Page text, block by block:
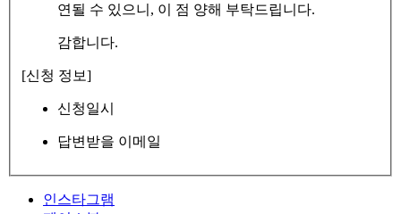
연될 수 있으니, 이 점 양해 부탁드립니다.
감합니다.
[신청 정보]
신청일시
답변받을 이메일
인스타그램